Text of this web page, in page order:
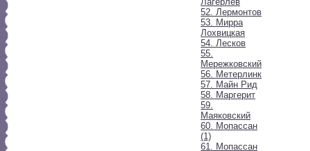
52. Лермонтов
53. Мирра
Лохвицкая
54. Лесков
55.
Мережковский
56. Метерлинк
57. Майн Рид
58. Маргерит
59.
Маяковский
60. Мопассан
(1)
61. Мопассан